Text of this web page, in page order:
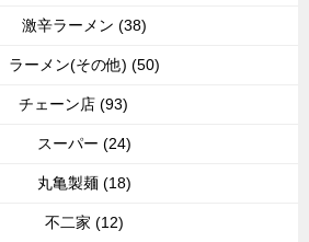
激辛ラーメン (38)
ラーメン(その他) (50)
チェーン店 (93)
スーパー (24)
丸亀製麺 (18)
不二家 (12)